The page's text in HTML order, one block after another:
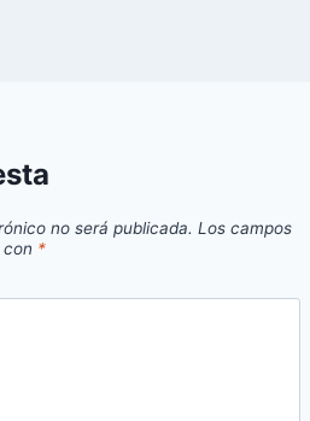
no será publicada. Los campos
*